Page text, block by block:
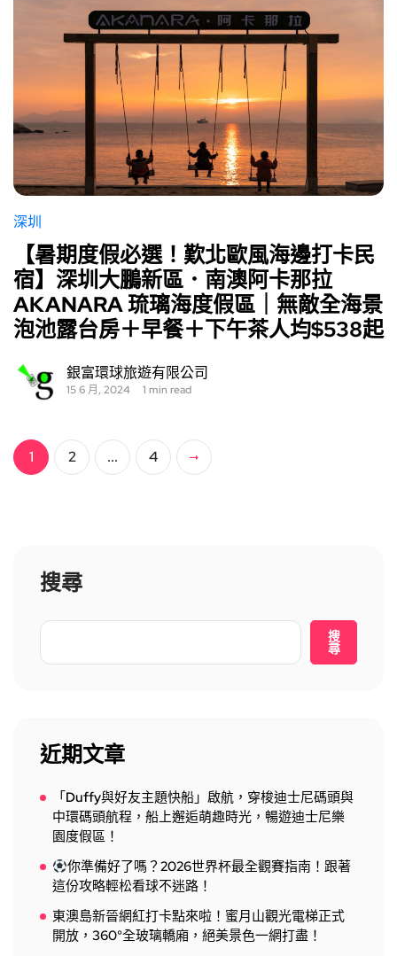
深圳
【暑期度假必選！歎北歐風海邊打卡民
宿】深圳大鵬新區．南澳阿卡那拉
AKANARA 琉璃海度假區｜無敵全海景
泡池露台房＋早餐＋下午茶人均$538起
銀富環球旅遊有限公司
15 6 月, 2024 1 min read
1 2 ... 4
搜尋
搜
尋
近期文章
「Duffy與好友主題快船」啟航，穿梭迪士尼碼頭與
中環碼頭航程，船上邂逅萌趣時光，暢遊迪士尼樂
園度假區！
你準備好了嗎？2026世界杯最全觀賽指南！跟著
這份攻略輕松看球不迷路！
東澳島新晉網紅打卡點來啦！蜜月山觀光電梯正式
開放，360°全玻璃轎廂，絕美景色一網打盡！